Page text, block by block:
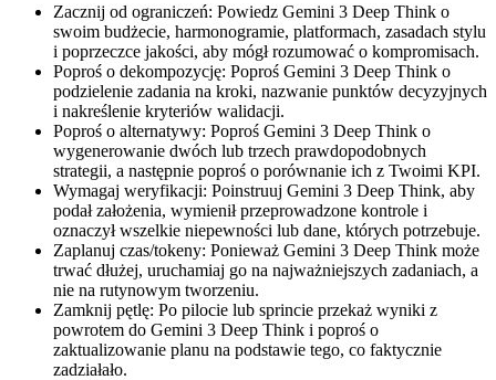
Zacznij od ograniczeń: Powiedz Gemini 3 Deep Think o
swoim budżecie, harmonogramie, platformach, zasadach stylu
i poprzeczce jakości, aby mógł rozumować o kompromisach.
Poproś o dekompozycję: Poproś Gemini 3 Deep Think o
podzielenie zadania na kroki, nazwanie punktów decyzyjnych
i nakreślenie kryteriów walidacji.
Poproś o alternatywy: Poproś Gemini 3 Deep Think o
wygenerowanie dwóch lub trzech prawdopodobnych
strategii, a następnie poproś o porównanie ich z Twoimi KPI.
Wymagaj weryfikacji: Poinstruuj Gemini 3 Deep Think, aby
podał założenia, wymienił przeprowadzone kontrole i
oznaczył wszelkie niepewności lub dane, których potrzebuje.
Zaplanuj czas/tokeny: Ponieważ Gemini 3 Deep Think może
trwać dłużej, uruchamiaj go na najważniejszych zadaniach, a
nie na rutynowym tworzeniu.
Zamknij pętlę: Po pilocie lub sprincie przekaż wyniki z
powrotem do Gemini 3 Deep Think i poproś o
zaktualizowanie planu na podstawie tego, co faktycznie
zadziałało.